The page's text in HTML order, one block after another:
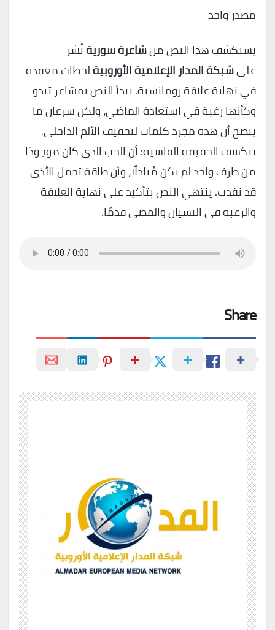
مصدر واحد
يستكشف هذا النص منشاعرة سوريةنُشر
علىشبكة المدار الإعلامية الأوروبيةلحظات معقدة
في نهاية علاقة رومانسية. يبدأ النص بمشاعر تبدو
وكأنها رغبة في استعادة الماضي، ولكن سرعان ما
يتضح أن هذه مجرد كلمات لتخفيف الألم الداخلي.
تتكشف الحقيقة القاسية: أن الحب الذي كان موجودًا
من طرف واحد لم يكن مُبادلًا، وأن طاقة تحمل الأذى
قد نفدت. ينتهي النص بتأكيد على نهاية العلاقة
والرغبة في النسيان والمضي قدمًا.
Share